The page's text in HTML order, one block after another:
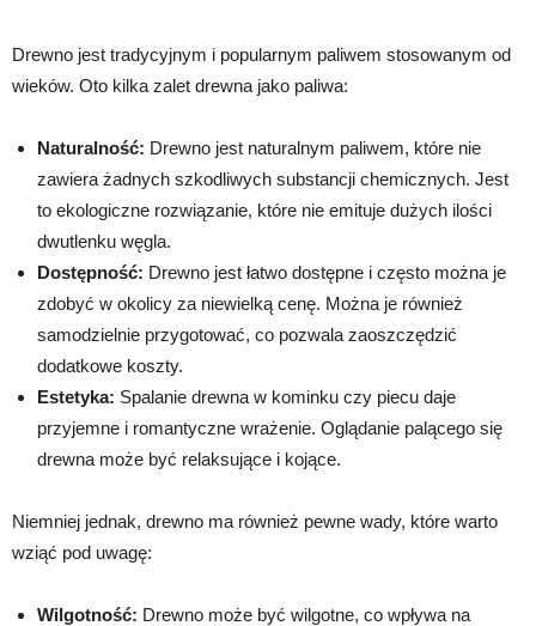
Drewno jest tradycyjnym i popularnym paliwem stosowanym od
wieków. Oto kilka zalet drewna jako paliwa:
Naturalność: Drewno jest naturalnym paliwem, które nie
zawiera żadnych szkodliwych substancji chemicznych. Jest
to ekologiczne rozwiązanie, które nie emituje dużych ilości
dwutlenku węgla.
Dostępność: Drewno jest łatwo dostępne i często można je
zdobyć w okolicy za niewielką cenę. Można je również
samodzielnie przygotować, co pozwala zaoszczędzić
dodatkowe koszty.
Estetyka: Spalanie drewna w kominku czy piecu daje
przyjemne i romantyczne wrażenie. Oglądanie palącego się
drewna może być relaksujące i kojące.
Niemniej jednak, drewno ma również pewne wady, które warto
wziąć pod uwagę:
Wilgotność: Drewno może być wilgotne, co wpływa na